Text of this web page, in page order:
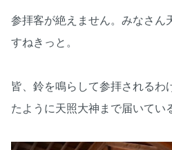
参拝客が絶えません。みなさん
すねきっと。
皆、鈴を鳴らして参拝されるわ
たように天照大神まで届いてい